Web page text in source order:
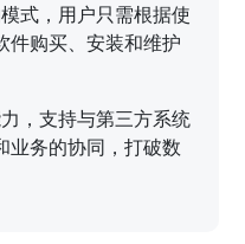
式，用户只需根据使
件购买、安装和维护
，支持与第三方系统
业务的协同，打破数